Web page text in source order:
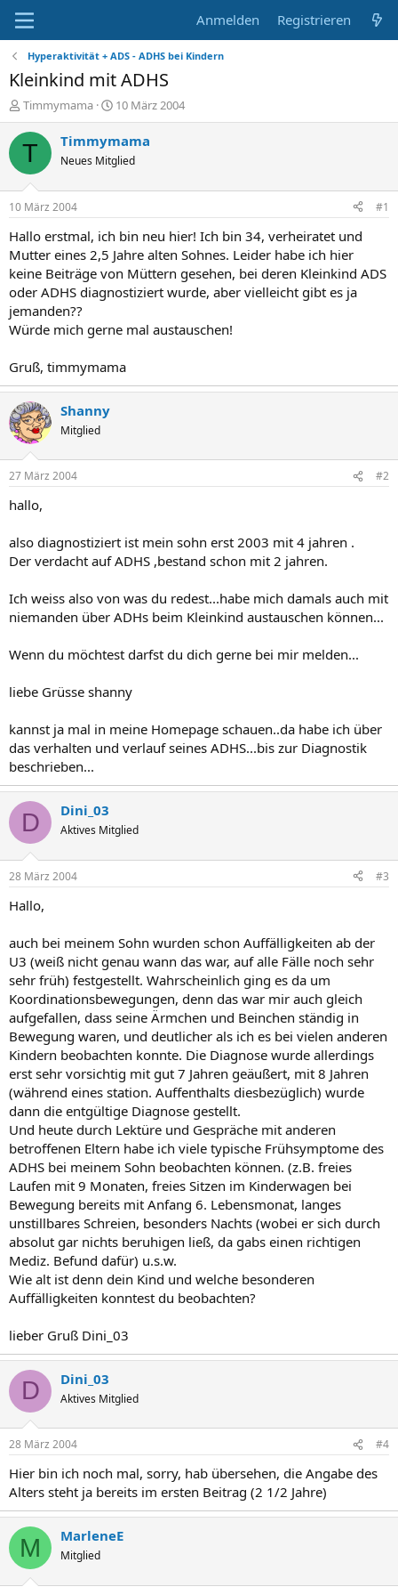
Anmelden Registrieren
Hyperaktivität + ADS - ADHS bei Kindern
Kleinkind mit ADHS
E
r
s
t
e
r
Timmymama
E
r
s
t
e
t
a
m
10 März 2004
T Timmymama
Neues Mitglied
10 März 2004 #1
Hallo erstmal, ich bin neu hier! Ich bin 34, verheiratet und
Mutter eines 2,5 Jahre alten Sohnes. Leider habe ich hier
keine Beiträge von Müttern gesehen, bei deren Kleinkind ADS
oder ADHS diagnostiziert wurde, aber vielleicht gibt es ja
jemanden??
Würde mich gerne mal austauschen!
Gruß, timmymama
Shanny
Mitglied
27 März 2004 #2
hallo,
also diagnostiziert ist mein sohn erst 2003 mit 4 jahren .
Der verdacht auf ADHS ,bestand schon mit 2 jahren.
Ich weiss also von was du redest...habe mich damals auch mit
niemanden über ADHs beim Kleinkind austauschen können...
Wenn du möchtest darfst du dich gerne bei mir melden...
liebe Grüsse shanny
kannst ja mal in meine Homepage schauen..da habe ich über
das verhalten und verlauf seines ADHS...bis zur Diagnostik
beschrieben...
D Dini_03
Aktives Mitglied
28 März 2004 #3
Hallo,
auch bei meinem Sohn wurden schon Auffälligkeiten ab der
U3 (weiß nicht genau wann das war, auf alle Fälle noch sehr
sehr früh) festgestellt. Wahrscheinlich ging es da um
Koordinationsbewegungen, denn das war mir auch gleich
aufgefallen, dass seine Ärmchen und Beinchen ständig in
Bewegung waren, und deutlicher als ich es bei vielen anderen
Kindern beobachten konnte. Die Diagnose wurde allerdings
erst sehr vorsichtig mit gut 7 Jahren geäußert, mit 8 Jahren
(während eines station. Auffenthalts diesbezüglich) wurde
dann die entgültige Diagnose gestellt.
Und heute durch Lektüre und Gespräche mit anderen
betroffenen Eltern habe ich viele typische Frühsymptome des
ADHS bei meinem Sohn beobachten können. (z.B. freies
Laufen mit 9 Monaten, freies Sitzen im Kinderwagen bei
Bewegung bereits mit Anfang 6. Lebensmonat, langes
unstillbares Schreien, besonders Nachts (wobei er sich durch
absolut gar nichts beruhigen ließ, da gabs einen richtigen
Mediz. Befund dafür) u.s.w.
Wie alt ist denn dein Kind und welche besonderen
Auffälligkeiten konntest du beobachten?
lieber Gruß Dini_03
D Dini_03
Aktives Mitglied
28 März 2004 #4
Hier bin ich noch mal, sorry, hab übersehen, die Angabe des
Alters steht ja bereits im ersten Beitrag (2 1/2 Jahre)
M MarleneE
Mitglied